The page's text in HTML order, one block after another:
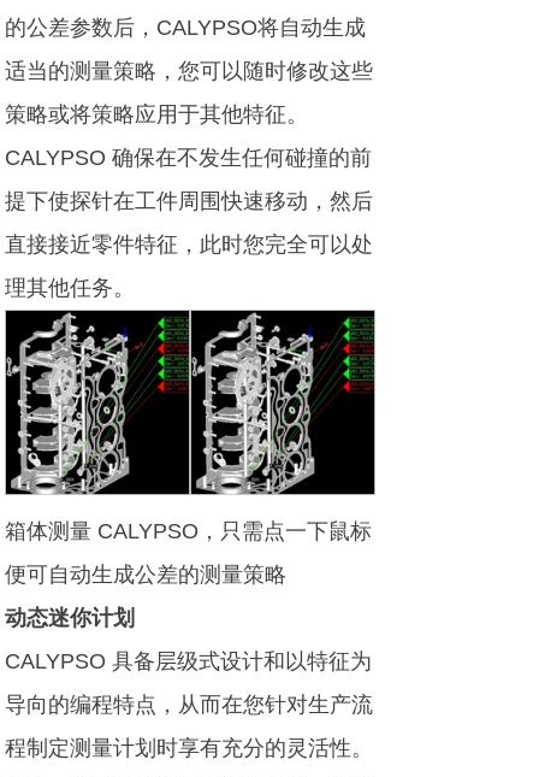
的公差参数后，CALYPSO将自动生成
适当的测量策略，您可以随时修改这些
策略或将策略应用于其他特征。
CALYPSO 确保在不发生任何碰撞的前
提下使探针在工件周围快速移动，然后
直接接近零件特征，此时您完全可以处
理其他任务。
箱体测量 CALYPSO，只需点一下鼠标
便可自动生成公差的测量策略
动态迷你计划
CALYPSO 具备层级式设计和以特征为
导向的编程特点，从而在您针对生产流
程制定测量计划时享有充分的灵活性。